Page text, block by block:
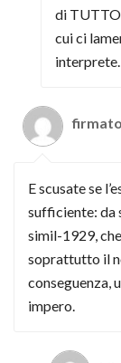
di
cui ci
interprete.
E scusate se
sufficiente: da
simil-1929,
soprattutto il
conseguenza,
impero.